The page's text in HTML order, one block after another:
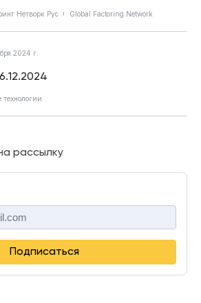
Нетворк Рус Global Factoring Network
2024 г.
технологии
рассылку
Подписаться